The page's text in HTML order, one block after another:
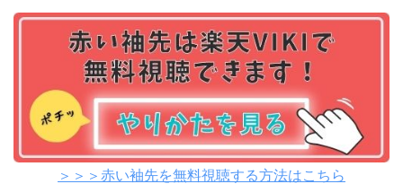
＞＞＞赤い袖先を無料視聴する方法はこちら